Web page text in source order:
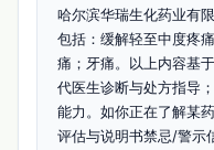
哈尔滨华瑞生化药业有
包括：缓解轻至中度疼
痛；牙痛。以上内容基
代医生诊断与处方指导
能力。如你正在了解某
评估与说明书禁忌/警示